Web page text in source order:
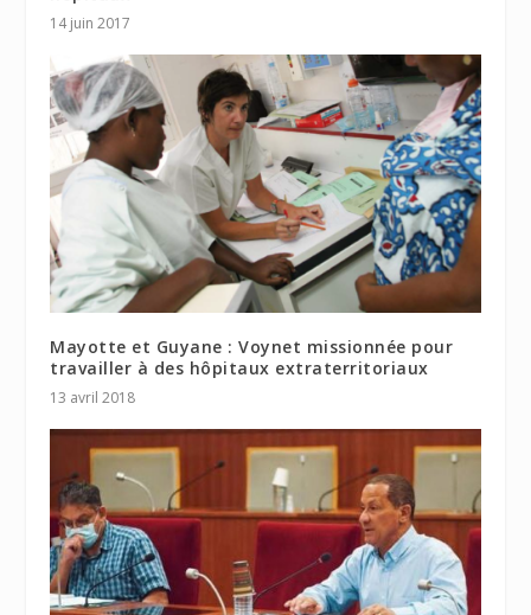
14 juin 2017
Mayotte et Guyane : Voynet missionnée pour
travailler à des hôpitaux extraterritoriaux
13 avril 2018